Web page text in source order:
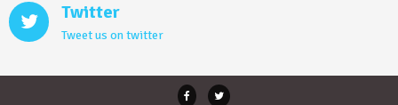
Twitter
Tweet us on twitter